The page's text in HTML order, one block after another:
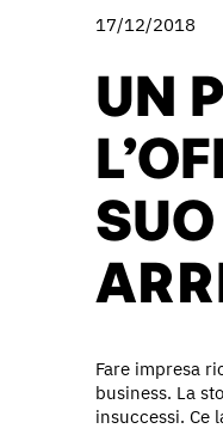
17/12/2018
UN
Fare impresa
business. La
insuccessi. Ce